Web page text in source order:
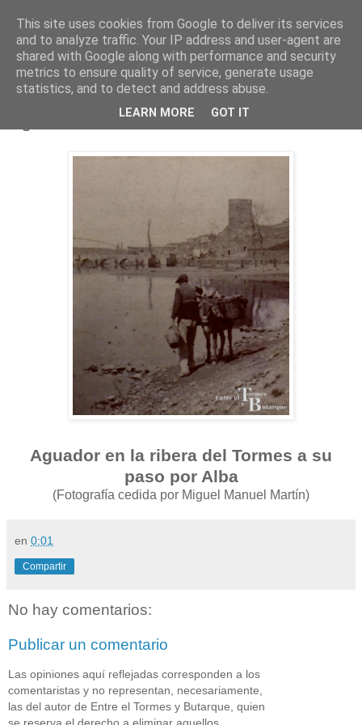
Aguador en la ribera del Tormes a su
paso por Alba
(Fotografía cedida por Miguel Manuel Martín)
en 0:01
Compartir
No hay comentarios:
Publicar un comentario
Las opiniones aquí reflejadas corresponden a los
comentaristas y no representan, necesariamente,
las del autor de Entre el Tormes y Butarque, quien
se reserva el derecho a eliminar aquellos
This site uses cookies from Google to deliver its services
and to analyze traffic. Your IP address and user-agent are
shared with Google along with performance and security
metrics to ensure quality of service, generate usage
statistics, and to detect and address abuse.
LEARN MORE GOT IT